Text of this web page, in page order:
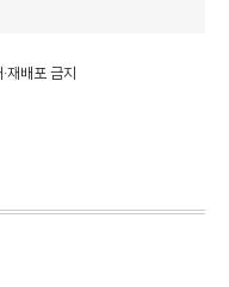
배포 금지